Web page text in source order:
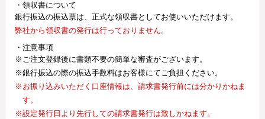
・領収書について
銀行振込の振込票は、正式な領収書としてお使いいただけます。
弊社から領収書の発行は行っておりません。
・注意事項
※ご注文登録後に書類不要の簡単な審査がございます。
※銀行振込の際の振込手数料はお客様にてご負担ください。
※お振り込みいただく口座情報は、請求書発行前には分かりかねま
す。
※設定発行日より先行しての請求書発行は致しかねます。